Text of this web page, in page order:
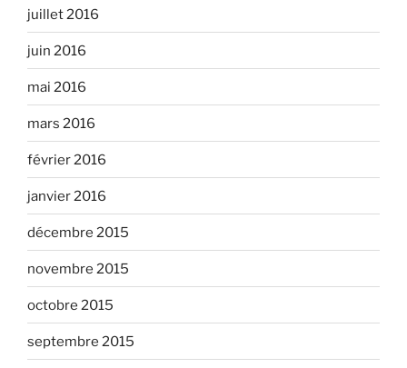
juillet 2016
juin 2016
mai 2016
mars 2016
février 2016
janvier 2016
décembre 2015
novembre 2015
octobre 2015
septembre 2015